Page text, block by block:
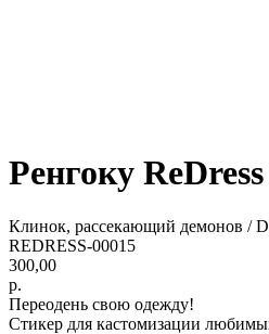
Ренгоку
Клинок, рассекающий демонов /
REDRESS-00015
300,00
р.
Переодень свою одежду!
Стикер для кастомизации